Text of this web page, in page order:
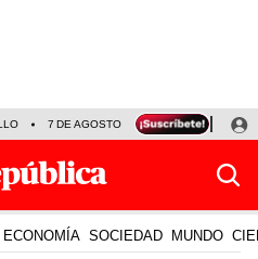
7 DE AGOSTO TINKA RESULTADOS
ECONOMÍA SOCIEDAD MUNDO